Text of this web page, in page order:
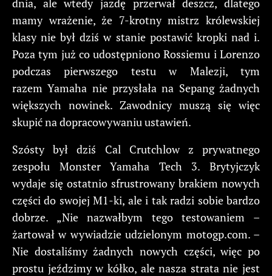
mamy wrażenie, że 7-krotny mistrz królewskiej
klasy nie był dziś w stanie postawić kropki nad i.
Poza tym już co udostępniono Rossiemu i Lorenzo
podczas pierwszego testu w Malezji, tym
razem Yamaha nie przysłała na Sepang żadnych
większych nowinek. Zawodnicy muszą się więc
skupić na dopracowywaniu ustawień.
Szósty był dziś Cal Crutchlow z prywatnego
zespołu Monster Yamaha Tech 3. Brytyjczyk
wydaje się ostatnio sfrustrowany brakiem nowych
części do swojej M1-ki, ale i tak radzi sobie bardzo
dobrze. „Nie nazwałbym tego testowaniem –
żartował w wywiadzie udzielonym motogp.com. –
Nie dostaliśmy żadnych nowych części, więc po
prostu jeździmy w kółko, ale nasza strata nie jest